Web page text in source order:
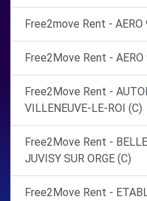
Free2move Rent - AERO
Free2Move Rent - AERO
Free2Move Rent -
VILLENEUVE-LE-ROI (C)
Free2Move Rent -
JUVISY SUR ORGE (C)
Free2Move Rent -